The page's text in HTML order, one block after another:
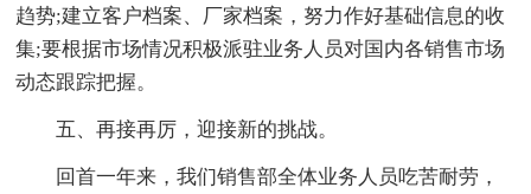
趋势;建立客户档案、厂家档案，努力作好基础信息的收
集;要根据市场情况积极派驻业务人员对国内各销售市场
动态跟踪把握。
五、再接再厉，迎接新的挑战。
回首一年来，我们销售部全体业务人员吃苦耐劳，